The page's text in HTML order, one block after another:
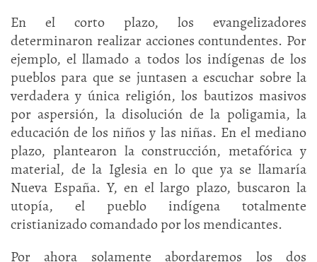
En el corto plazo, los evangelizadores
determinaron realizar acciones contundentes. Por
ejemplo, el llamado a todos los indígenas de los
pueblos para que se juntasen a escuchar sobre la
verdadera y única religión, los bautizos masivos
por aspersión, la disolución de la poligamia, la
educación de los niños y las niñas. En el mediano
plazo, plantearon la construcción, metafórica y
material, de la Iglesia en lo que ya se llamaría
Nueva España. Y, en el largo plazo, buscaron la
utopía, el pueblo indígena totalmente
cristianizado comandado por los mendicantes.
Por ahora solamente abordaremos los dos